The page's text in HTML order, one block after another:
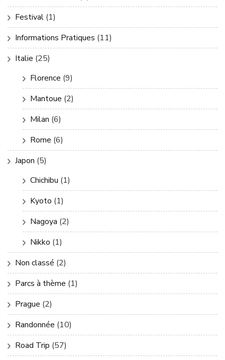
Festival (1)
Informations Pratiques (11)
Italie (25)
Florence (9)
Mantoue (2)
Milan (6)
Rome (6)
Japon (5)
Chichibu (1)
Kyoto (1)
Nagoya (2)
Nikko (1)
Non classé (2)
Parcs à thème (1)
Prague (2)
Randonnée (10)
Road Trip (57)